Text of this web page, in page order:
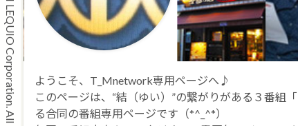
ようこそ、T_Mnetwork専用ページへ♪
このページは、“結（ゆい）”の繋がりがある３番
る合同の番組専用ページです（*^_^*）